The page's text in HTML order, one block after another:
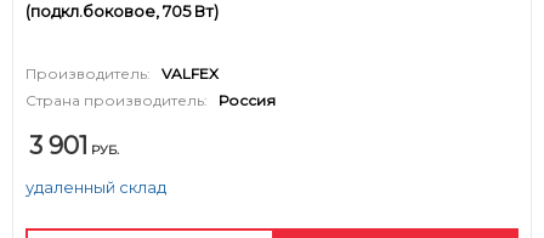
(подкл.боковое, 705 Вт)
Производитель:
VALFEX
Страна производитель:
Россия
3 901 РУБ.
удаленный склад